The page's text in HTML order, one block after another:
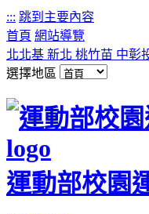
::: 跳到主要內容
首頁 網站導覽
北北基 新北 桃竹苗 中彰
選擇地區
運動部校園